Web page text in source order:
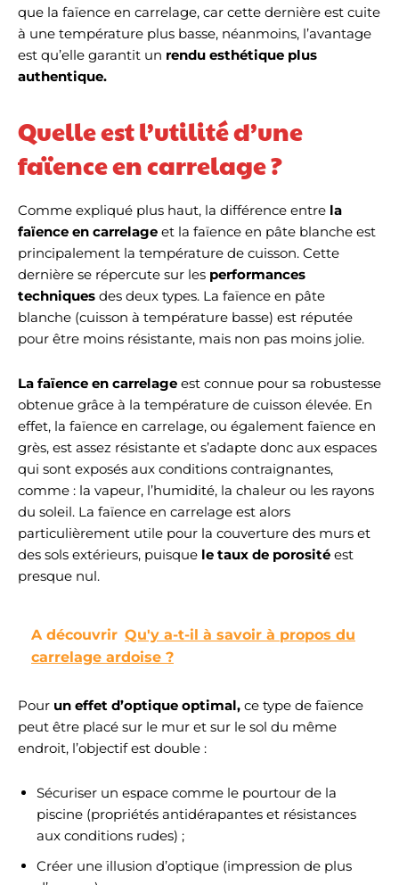
que la faïence en carrelage, car cette dernière est cuite
à une température plus basse, néanmoins, l’avantage
est qu’elle garantit un rendu esthétique plus
authentique.
Quelle est l’utilité d’une
faïence en carrelage ?
Comme expliqué plus haut, la différence entre la
faïence en carrelage et la faïence en pâte blanche est
principalement la température de cuisson. Cette
dernière se répercute sur les performances
techniques des deux types. La faïence en pâte
blanche (cuisson à température basse) est réputée
pour être moins résistante, mais non pas moins jolie.
La faïence en carrelage est connue pour sa robustesse
obtenue grâce à la température de cuisson élevée. En
effet, la faïence en carrelage, ou également faïence en
grès, est assez résistante et s’adapte donc aux espaces
qui sont exposés aux conditions contraignantes,
comme : la vapeur, l’humidité, la chaleur ou les rayons
du soleil. La faïence en carrelage est alors
particulièrement utile pour la couverture des murs et
des sols extérieurs, puisque le taux de porosité est
presque nul.
A découvrir Qu'y a-t-il à savoir à propos du
carrelage ardoise ?
Pour un effet d’optique optimal, ce type de faïence
peut être placé sur le mur et sur le sol du même
endroit, l’objectif est double :
Sécuriser un espace comme le pourtour de la
piscine (propriétés antidérapantes et résistances
aux conditions rudes) ;
Créer une illusion d’optique (impression de plus